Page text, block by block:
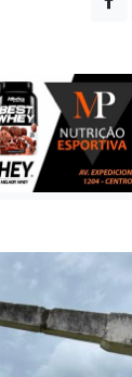
aumento